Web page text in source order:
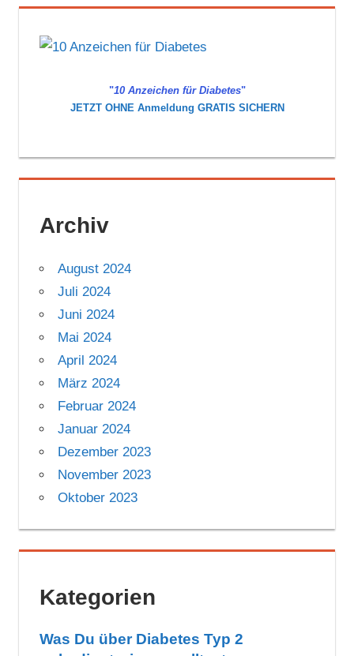
"10 Anzeichen für Diabetes"
JETZT OHNE Anmeldung GRATIS SICHERN
Archiv
August 2024
Juli 2024
Juni 2024
Mai 2024
April 2024
März 2024
Februar 2024
Januar 2024
Dezember 2023
November 2023
Oktober 2023
Kategorien
Was Du über Diabetes Typ 2